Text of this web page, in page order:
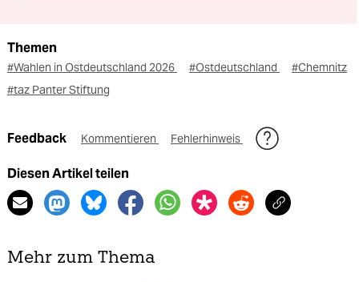
Themen
#Wahlen in Ostdeutschland 2026 #Ostdeutschland
#Chemnitz
#taz Panter Stiftung
Feedback Kommentieren Fehlerhinweis
Diesen Artikel teilen
Mehr zum Thema